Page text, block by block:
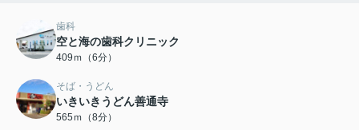
歯科
空と海の歯科クリニック
409ｍ（6分）
そば・うどん
いきいきうどん善通寺
565ｍ（8分）